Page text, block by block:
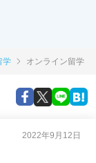
学 オンライン留学っ
2022年9月12日